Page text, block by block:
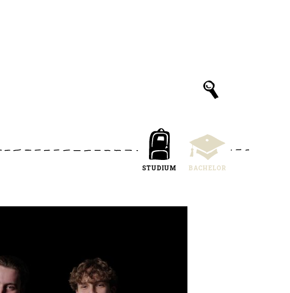
STUDIUM BACHELOR